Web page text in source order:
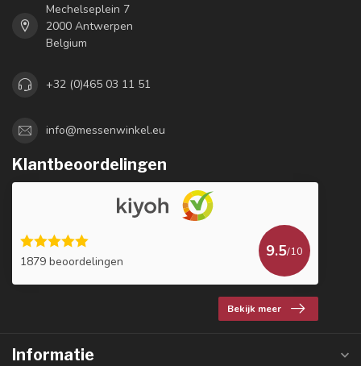
Mechelseplein 7
2000 Antwerpen
Belgium
+32 (0)465 03 11 51
info@messenwinkel.eu
Klantbeoordelingen
1879 beoordelingen
9.5/10
Bekijk meer
Informatie